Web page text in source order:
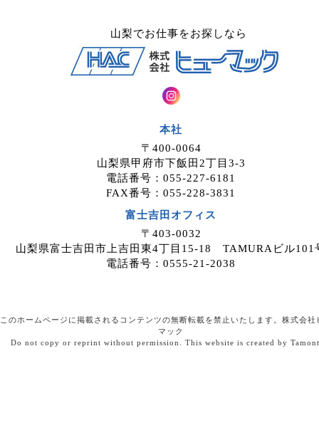
２．第三者提供について
案件紹介希望者情報は、法令に基づく場
合、委託する場合を除き、第三者へ提供
することはありません。
案件紹介希望者情報を、ホームページを
運用しているホスティングサービス事業
者等に委託する場合がありますが、委託
先については、当社が運用する個人情報
保護マネジメントシステムにより管理し
ています。
４．開示等の請求について
案件紹介希望者情報のご本人または代理
人は、案件紹介希望者情報の利用目的の
の停止、ならびに、第三者提供記録の開
示を、当社に申し出ることができます。
ご請求方法は、以下の窓口までお問い合
山梨でお仕事をお探しなら
本社
〒400-0064
山梨県甲府市下飯田2丁目3-3
電話番号：055-227-6181
FAX番号：055-228-3831
富士吉田オフィス
〒403-0032
山梨県富士吉田市上吉田東4丁目15-18 TAMURAビル101
電話番号：0555-21-2038
このホームページに掲載されるコンテンツの無断転載を禁止いたします。株式会社
マック
Do not copy or reprint without permission. This website is created by